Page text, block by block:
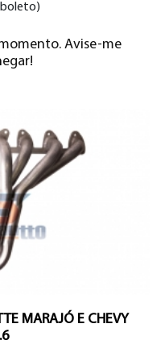
Avise-me
MARAJÓ E CHEVY